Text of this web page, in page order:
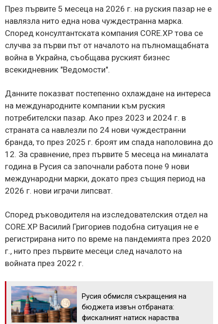
През първите 5 месеца на 2026 г. на руския пазар не е
навлязла нито една нова чуждестранна марка.
Според консултантската компания CORE.XP това се
случва за първи път от началото на пълномащабната
война в Украйна, съобщава руският бизнес
всекидневник "Ведомости".
Данните показват постепенно охлаждане на интереса
на международните компании към руския
потребителски пазар. Ако през 2023 и 2024 г. в
страната са навлезли по 24 нови чуждестранни
бранда, то през 2025 г. броят им спада наполовина до
12. За сравнение, през първите 5 месеца на миналата
година в Русия са започнали работа поне 9 нови
международни марки, докато през същия период на
2026 г. нови играчи липсват.
Според ръководителя на изследователския отдел на
CORE.XP Василий Григориев подобна ситуация не е
регистрирана нито по време на пандемията през 2020
г., нито през първите месеци след началото на
войната през 2022 г.
Русия обмисля съкращения на
бюджета извън отбраната:
фискалният натиск нараства